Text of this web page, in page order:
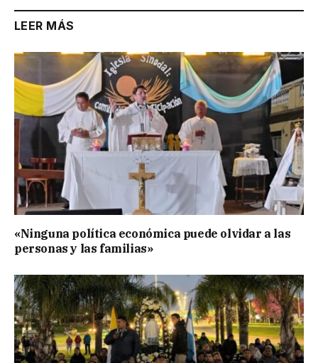
LEER MÁS
«Ninguna política económica puede olvidar a las
personas y las familias»